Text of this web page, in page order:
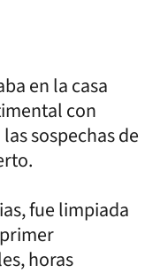
en la casa
con
sospechas de
fue limpiada
horas